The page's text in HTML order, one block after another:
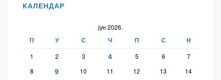
КАЛЕНДАР
јун 2026.
П У С Ч П С Н
1 2 3 4 5 6
7
8
9 10 11 12 13 14